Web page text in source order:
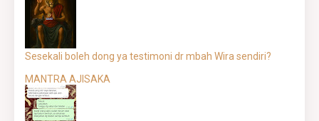
Sesekali boleh dong ya testimoni dr mbah Wira sendiri?
MANTRA AJISAKA